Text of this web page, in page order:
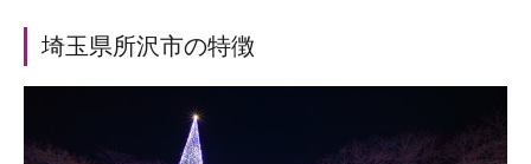
埼玉県所沢市の特徴